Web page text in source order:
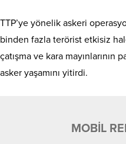
TTP’ye yönelik askeri
binden fazla terörist etkisiz
çatışma ve kara mayınlarının
asker yaşamını yitirdi.
MOBİL